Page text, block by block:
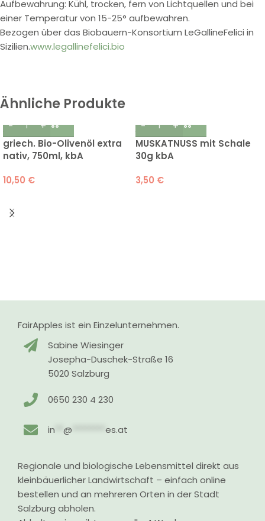
Aufbewahrung: Kühl, trocken, fern von Lichtquellen und bei
einer Temperatur von 15-25° aufbewahren.
Bezogen über das Biobauern-Konsortium LeGallineFelici in
Sizilien.www.legallinefelici.bio
Ähnliche Produkte
griech. Bio-Olivenöl extra
nativ, 750ml, kbA
10,50 €
MUSKATNUSS mit Schale
30g kbA
3,50 €
FairApples ist ein Einzelunternehmen.
Sabine Wiesinger
Josepha-Duschek-Straße 16
5020 Salzburg
0650 230 4 230
in **@ ********es.at
Regionale und biologische Lebensmittel direkt aus
kleinbäuerlicher Landwirtschaft – einfach online
bestellen und an mehreren Orten in der Stadt
Salzburg abholen.